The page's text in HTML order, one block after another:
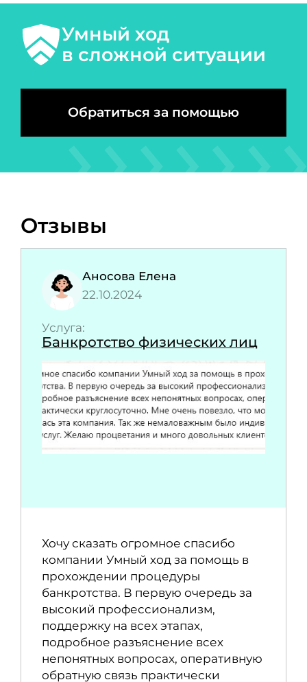
Умный ход
в сложной ситуации
Обратиться за помощью
Отзывы
Аносова Елена
22.10.2024
Услуга:
Банкротство физических лиц
Хочу сказать огромное спасибо
компании Умный ход за помощь в
прохождении процедуры
банкротства. В первую очередь за
высокий профессионализм,
поддержку на всех этапах,
подробное разъяснение всех
непонятных вопросах, оперативную
обратную связь практически